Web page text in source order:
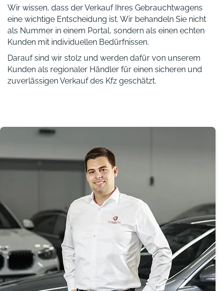
Wir wissen, dass der Verkauf Ihres Gebrauchtwagens
eine wichtige Entscheidung ist. Wir behandeln Sie nicht
als Nummer in einem Portal, sondern als einen echten
Kunden mit individuellen Bedürfnissen.
Darauf sind wir stolz und werden dafür von unserem
Kunden als regionaler Händler für einen sicheren und
zuverlässigen Verkauf des Kfz geschätzt.